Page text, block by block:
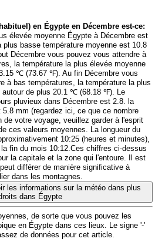
en Égypte en Décembre est-ce:
élevée moyenne Égypte à Décembre est
basse température moyenne est 10.8
Décembre vous pouvez vous attendre à
la température la plus élevée moyenne
℃ (73.67 ℉). Au fin Décembre vous
à bas températures, la température la plus
autour de plus 20.1 ℃ (68.18 ℉). Le
pluvieux dans Décembre est 2.8. la
5.8 mm (regardez ici, ce que ce nombre
de votre voyage, veuillez garder à l'esprit
ces valeurs moyennes. La longueur du
10:25 (heures et minutes),
fin du mois 10:12.Ces chiffres ci-dessus
la capitale et la zone qui l'entoure. Il est
différer de manière significative à
dans les montagnes.
les informations sur la météo dans plus
dans Égypte
de sorte que vous pouvez les
en Égypte dans ces lieux. Le signe '-'
de données pour cet article.